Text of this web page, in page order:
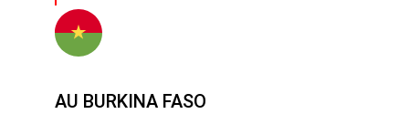
AU BURKINA FASO